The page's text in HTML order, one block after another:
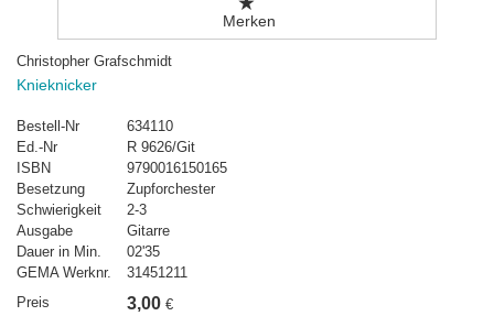
Merken
Christopher Grafschmidt
Knieknicker
Bestell-Nr
634110
Ed.-Nr
R 9626/Git
ISBN
9790016150165
Besetzung
Zupforchester
Schwierigkeit
2-3
Ausgabe
Gitarre
Dauer in Min.
02'35
GEMA Werknr.
31451211
Preis
3,00 €